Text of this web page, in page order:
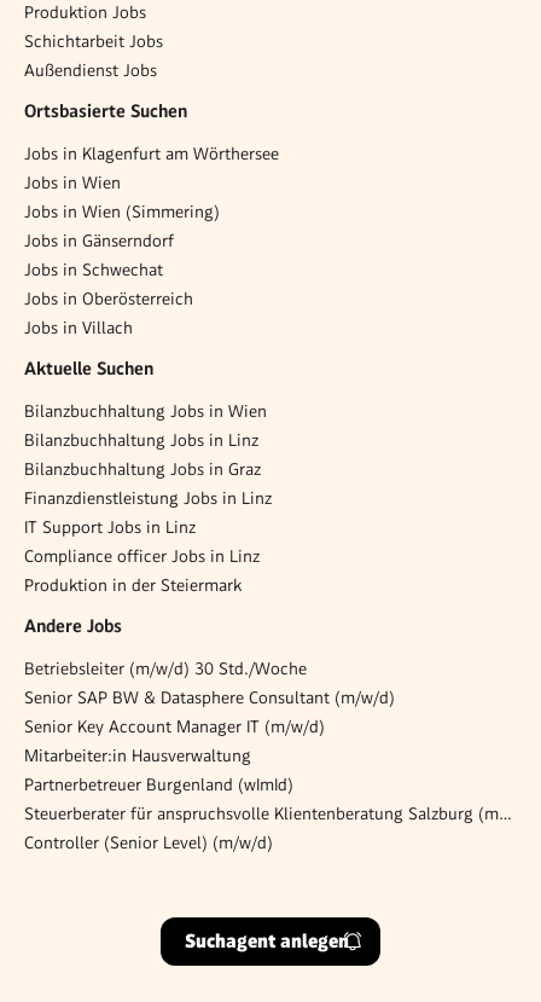
Produktion Jobs
Schichtarbeit Jobs
Außendienst Jobs
Ortsbasierte Suchen
Jobs in Klagenfurt am Wörthersee
Jobs in Wien
Jobs in Wien (Simmering)
Jobs in Gänserndorf
Jobs in Schwechat
Jobs in Oberösterreich
Jobs in Villach
Aktuelle Suchen
Bilanzbuchhaltung Jobs in Wien
Bilanzbuchhaltung Jobs in Linz
Bilanzbuchhaltung Jobs in Graz
Finanzdienstleistung Jobs in Linz
IT Support Jobs in Linz
Compliance officer Jobs in Linz
Produktion in der Steiermark
Andere Jobs
Betriebsleiter (m/w/d) 30 Std./Woche
Senior SAP BW & Datasphere Consultant (m/w/d)
Senior Key Account Manager IT (m/w/d)
Mitarbeiter:in Hausverwaltung
Partnerbetreuer Burgenland (wImId)
Steuerberater für anspruchsvolle Klientenberatung Salzburg (m/w/d)
Controller (Senior Level) (m/w/d)
Suchagent anlegen